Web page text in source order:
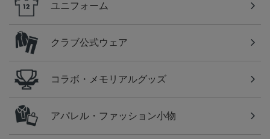
ユニフォーム
クラブ公式ウェア
コラボ・メモリアルグッズ
アパレル・ファッション小物